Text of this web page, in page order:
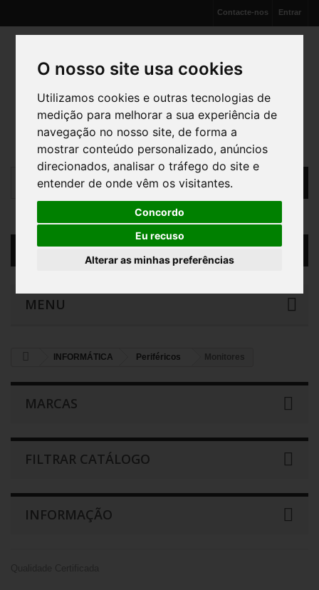
O nosso site usa cookies
Utilizamos cookies e outras tecnologias de
medição para melhorar a sua experiência de
navegação no nosso site, de forma a
mostrar conteúdo personalizado, anúncios
direcionados, analisar o tráfego do site e
entender de onde vêm os visitantes.
Concordo
Eu recuso
Alterar as minhas preferências
Entrar
Contacte-nos
Carrinho (vazio)
MENU
INFORMÁTICA Periféricos Monitores
MARCAS
FILTRAR CATÁLOGO
INFORMAÇÃO